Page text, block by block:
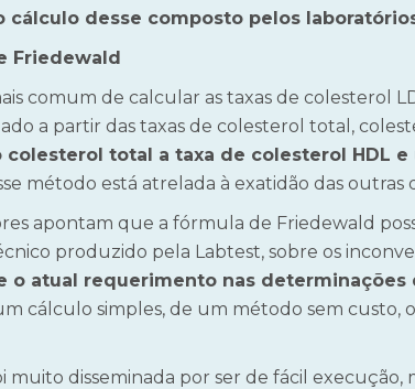
cálculo desse composto pelos
Friedewald
comum de calcular as taxas de colesterol
a partir das taxas de colesterol total,
colesterol total a taxa de colesterol HDL
método está atrelada à exatidão das outras
apontam que a fórmula de Friedewald
produzido pela Labtest, sobre os
o atual requerimento nas determinações
cálculo simples, de um método sem custo,
muito disseminada por ser de fácil execução,